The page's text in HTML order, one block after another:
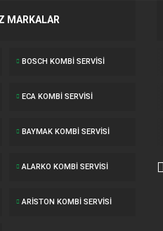
MARKALAR
BOSCH KOMBI SERVISI
ECA KOMBI SERVISI
BAYMAK KOMBI SERVISI
ALARKO KOMBI SERVISI
ARISTON KOMBI SERVISI